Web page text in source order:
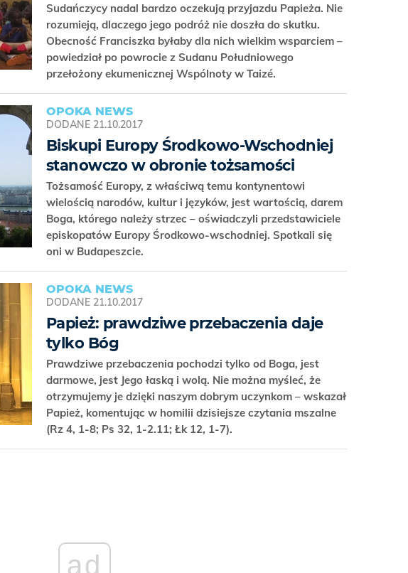
Sudańczycy nadal bardzo oczekują przyjazdu Papieża. Nie
rozumieją, dlaczego jego podróż nie doszła do skutku.
Obecność Franciszka byłaby dla nich wielkim wsparciem –
powiedział po powrocie z Sudanu Południowego
przełożony ekumenicznej Wspólnoty w Taizé.
OPOKA NEWS
DODANE 21.10.2017
Biskupi Europy Środkowo-Wschodniej
stanowczo w obronie tożsamości
Tożsamość Europy, z właściwą temu kontynentowi
wielością narodów, kultur i języków, jest wartością, darem
Boga, którego należy strzec – oświadczyli przedstawiciele
episkopatów Europy Środkowo-wschodniej. Spotkali się
oni w Budapeszcie.
OPOKA NEWS
DODANE 21.10.2017
Papież: prawdziwe przebaczenia daje
tylko Bóg
Prawdziwe przebaczenia pochodzi tylko od Boga, jest
darmowe, jest Jego łaską i wolą. Nie można myśleć, że
otrzymujemy je dzięki naszym dobrym uczynkom – wskazał
Papież, komentując w homilii dzisiejsze czytania mszalne
(Rz 4, 1-8; Ps 32, 1-2.11; Łk 12, 1-7).
ad